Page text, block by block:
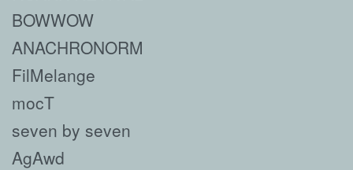
BOWWOW
ANACHRONORM
FilMelange
mocT
seven by seven
AgAwd